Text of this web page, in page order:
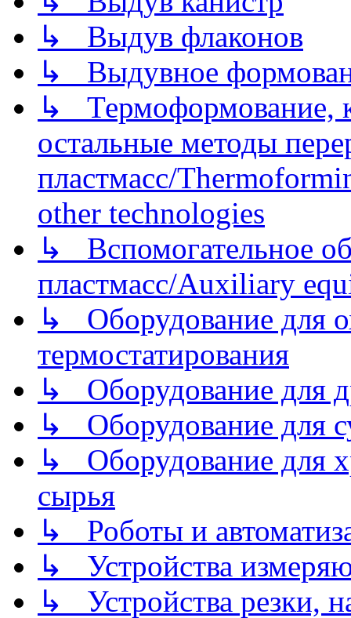
↳ Выдув флаконов
↳ Выдувное
↳ Термоформование,
остальные методы
пластмасс/
other technologies
↳ Вспомогательное
пластмасс/Auxiliary
↳ Оборудование для
термостатирования
↳ Оборудование для
↳ Оборудование для
↳ Оборудование для
сырья
↳ Роботы и
↳ Устройства
↳ Устройства резки,